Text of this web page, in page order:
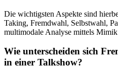
Die wichtigsten Aspekte sind
Taking, Fremdwahl, Selbstwahl,
multimodale Analyse mittels
Wie unterscheiden sich
in einer Talkshow?